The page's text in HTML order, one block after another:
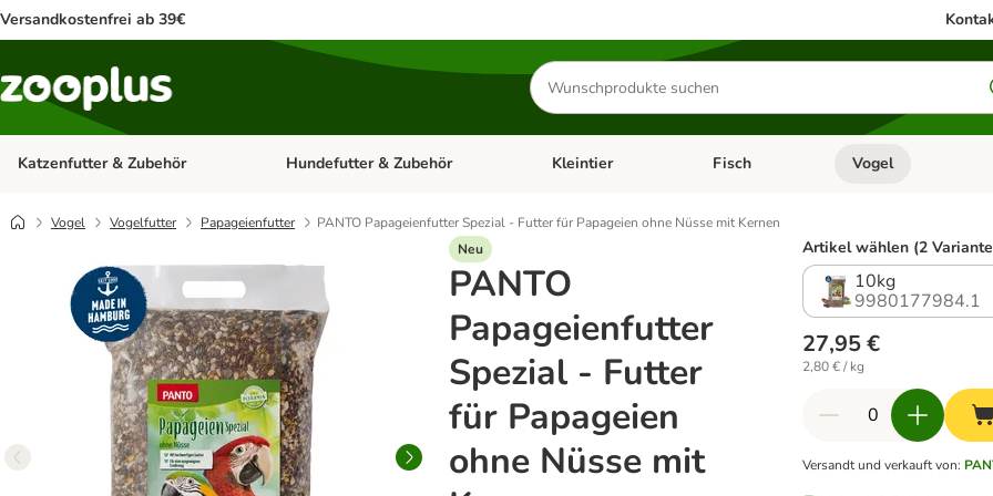
Versandkostenfrei ab 39€
Produkte
suchen
Katzenfutter & Zubehör Kategorie-Menü öffnen: Katzenfutter & Zubehör
Hundefutter & Zubehör Kategorie-Menü öffnen: Hundefutter & Zubehör
Kleintier Kategorie-Menü öffnen: Kleintier
Fisch Kategorie-Menü
Vogel
Vogel Vogelfutter Papageienfutter
PANTO Papageienfutter Spezial - Futter für Papageien ohne Nüsse mit Kernen
Neu
PANTO
Papageienfutter
Spezial - Futter
für Papageien
ohne Nüsse mit
Artikel wählen (2
10kg
9980177984.1
27,95 €
2,80 € / kg
Versandt und verkauft von: